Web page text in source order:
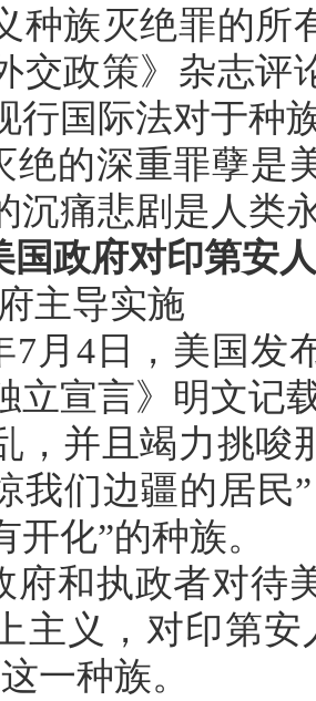
种族灭绝罪的所
交政策》杂志评
行国际法对于种
绝的深重罪孽是
沉痛悲剧是人类
国政府对印第安
主导实施
7月4日，美国发
立宣言》明文记
，并且竭力挑唆
我们边疆的居民
开化”的种族。
府和执政者对待
主义，对印第
一种族。